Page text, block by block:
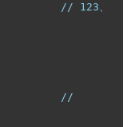
// 123、
//